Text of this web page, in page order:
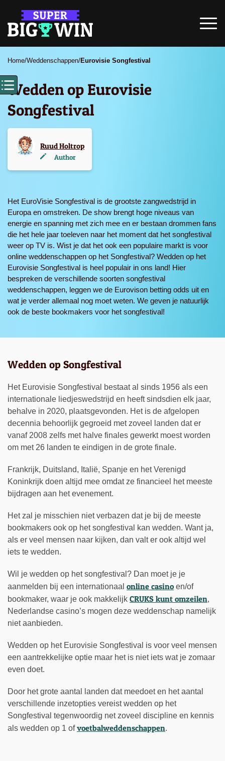
Home/Weddenschappen/Eurovisie Songfestival
Wedden op Eurovisie
Songfestival
Ruud Holtrop
Author
Het EuroVisie Songfestival is de grootste zangwedstrijd in
Europa en omstreken. De show brengt hoge niveaus van
energie en spanning met zich mee en er bestaan drommen fans
die het hele jaar toeleven naar het moment dat het songfestival
weer op TV is. Wist je dat het ook een populaire markt is voor
online weddenschappen op het Songfestival? Wedden op het
Eurovisie Songfestival is heel populair in ons land! Hier
bespreken de verschillende soorten songfestival
weddenschappen, leggen we de Eurovison betting odds uit en
wat je verder allemaal nog moet weten. We geven je natuurlijk
ook de beste bookmakers voor het songfestival!
Wedden op Songfestival
Het Eurovisie Songfestival bestaat al sinds 1956 als een
internationale liedjeswedstrijd en heeft sindsdien elk jaar,
behalve in 2020, plaatsgevonden. Het is de afgelopen
decennia behoorlijk gegroeid met zoveel landen dat er
vanaf 2008 zelfs met halve finales gewerkt moest worden
om met 26 landen te eindigen in de grote finale.
Frankrijk, Duitsland, Italië, Spanje en het Verenigd
Koninkrijk doen altijd mee omdat ze financieel het meeste
bijdragen aan het evenement.
Het zal je misschien niet verbazen dat je bij de meeste
bookmakers ook op het songfestival kan wedden. Want ja,
als er veel mensen naar kijken, dan valt er ook altijd wel
iets te wedden.
Wil je wedden op het songfestival? Dan moet je je
aanmelden bij een internationaal online casino en/of
bookmaker, waar je ook makkelijk CRUKS kunt omzeilen,
Nederlandse casino’s mogen deze weddenschap namelijk
niet aanbieden.
Wedden op het Eurovisie Songfestival is voor veel mensen
een aantrekkelijke optie maar het is niet iets wat je zomaar
even doet.
Door het grote aantal landen dat meedoet en het aantal
verschillende inzetopties vereist wedden op het
Songfestival tegenwoordig net zoveel discipline en kennis
als wedden op 1 ofvoetbalweddenschappen.